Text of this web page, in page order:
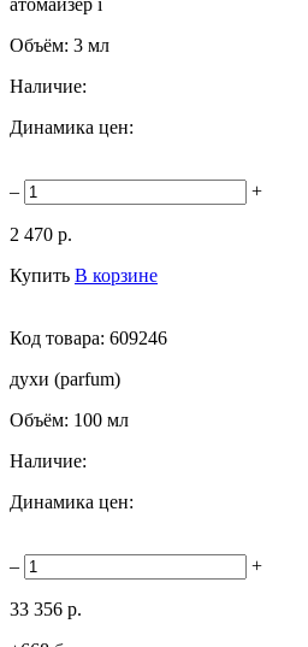
Объём: 3 мл
Наличие:
Динамика цен:
– +
2 470 р.
Купить В корзине
Код товара: 609246
духи (parfum)
Объём: 100 мл
Наличие:
Динамика цен:
– +
33 356 р.